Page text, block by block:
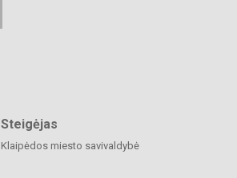
Steigėjas
Klaipėdos miesto savivaldybė